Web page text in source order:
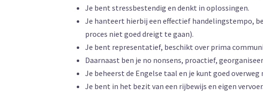
Je bent stressbestendig en denkt in oplossingen.
Je hanteert hierbij een effectief handelingstempo,
proces niet goed dreigt te gaan).
Je bent representatief, beschikt over prima
Daarnaast ben je no nonsens, proactief,
Je beheerst de Engelse taal en je kunt goed
Je bent in het bezit van een rijbewijs en eigen vervoer.